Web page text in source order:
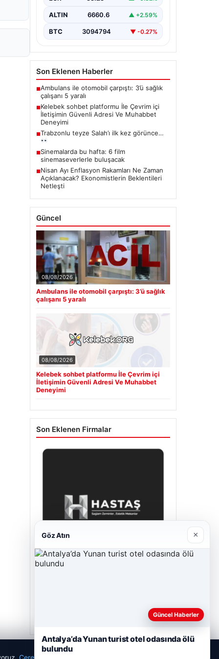
güvenli bir biçimde bağlantı kurması
çeşitli…
ALTIN 6660.6 ▲ +2.59%
BTC 3094794 ▼ -0.27%
Son Eklenen Haberler
■Ambulans ile otomobil çarpıştı: 3’ü sağlık
çalışanı 5 yaralı
■Kelebek sohbet platformu İle Çevrim içi
İletişimin Güvenli Adresi Ve Muhabbet
Deneyimi
■Trabzonlu teyze Salah’ı ilk kez görünce…
■Sinemalarda bu hafta: 6 film
sinemaseverlerle buluşacak
■Nisan Ayı Enflasyon Rakamları Ne Zaman
Açıklanacak? Ekonomistlerin Beklentileri
Netleşti
Güncel
08/08/2026
Ambulans ile otomobil çarpıştı: 3’ü sağlık
çalışanı 5 yaralı
08/08/2026
Kelebek sohbet platformu İle Çevrim içi
İletişimin Güvenli Adresi Ve Muhabbet
Deneyimi
Son Eklenen Firmalar
Çerez Politikamız
Göz Atın ×
Güncel Haberler
Antalya’da Yunan turist otel odasında ölü
bulundu